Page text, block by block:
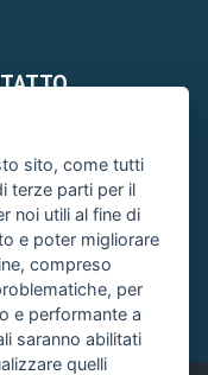
Area Ticket
sito, come tutti
terze parti per il
noi utili al fine di
e poter migliorare
compreso
per
e performante a
saranno abilitati
quelli